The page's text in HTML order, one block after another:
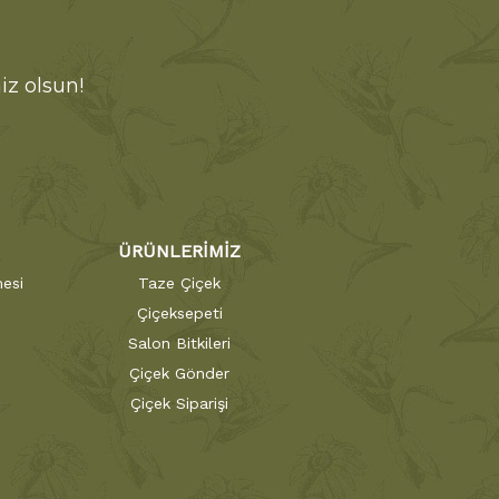
olsun!
ÜRÜNLERİMİZ
Taze Çiçek
Çiçeksepeti
Salon Bitkileri
Çiçek Gönder
Çiçek Siparişi